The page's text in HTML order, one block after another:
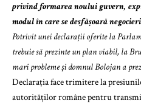
privind formarea noului guvern,
modul în care se desfășoară
Potrivit unei declarații oferite la
trebuie să prezinte un plan viabil, la
mari probleme și domnul Bolojan a
Declarația face trimitere la
autorităților române pentru